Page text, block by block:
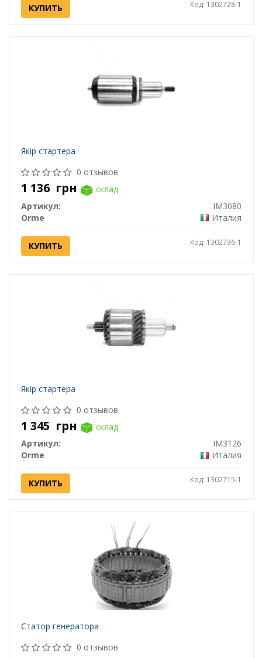
КУПИТЬ Код: 1302728-1
Якір стартера
0 отзывов
1 136 грн
склад
Артикул:
IM3080
Orme
Италия
КУПИТЬ Код: 1302736-1
Якір стартера
0 отзывов
1 345 грн
склад
Артикул:
IM3126
Orme
Италия
КУПИТЬ Код: 1302715-1
Статор генератора
0 отзывов